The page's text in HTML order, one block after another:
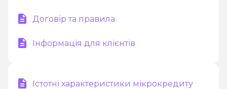
Договір та правила
Інформація для клієнтів
Істотні характеристики мікрокредиту